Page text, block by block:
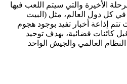
الأخيرة والتي سيتم اللعب فيها
في كل دول العالم، مثل (البيت
تتم إذاعة أخبار تفيد بوجود هجوم
كائنات فضائية، بهدف توحيد
العالمي والجيش الواحد